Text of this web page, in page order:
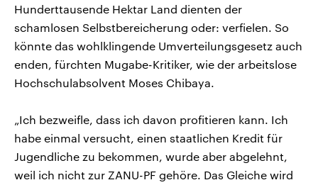
Hunderttausende Hektar Land dienten der
schamlosen Selbstbereicherung oder: verfielen. So
könnte das wohlklingende Umverteilungsgesetz auch
enden, fürchten Mugabe-Kritiker, wie der arbeitslose
Hochschulabsolvent Moses Chibaya.
„Ich bezweifle, dass ich davon profitieren kann. Ich
habe einmal versucht, einen staatlichen Kredit für
Jugendliche zu bekommen, wurde aber abgelehnt,
weil ich nicht zur ZANU-PF gehöre. Das Gleiche wird